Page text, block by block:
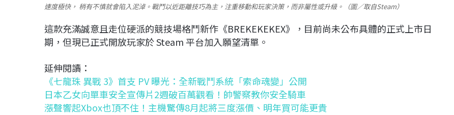
速度極快， 稍有不慎就會陷入泥淖。戰鬥以近距離技巧為主，注重移動和玩家決策，而非屬性或升級。（圖／取自Steam）
這款充滿誠意且走位硬派的競技場格鬥新作《BREKEKEKEX》，目前尚未公布具體的正式上市日
期，但現已正式開放玩家於 Steam 平台加入願望清單。
延伸閱讀：
《七龍珠 異戰 3》首支 PV 曝光：全新戰鬥系統「索命魂變」公開
日本乙女向單車安全宣傳片2週破百萬觀看！帥警察教你安全騎車
漲聲響起Xbox也頂不住！主機驚傳8月起將三度漲價、明年買可能更貴